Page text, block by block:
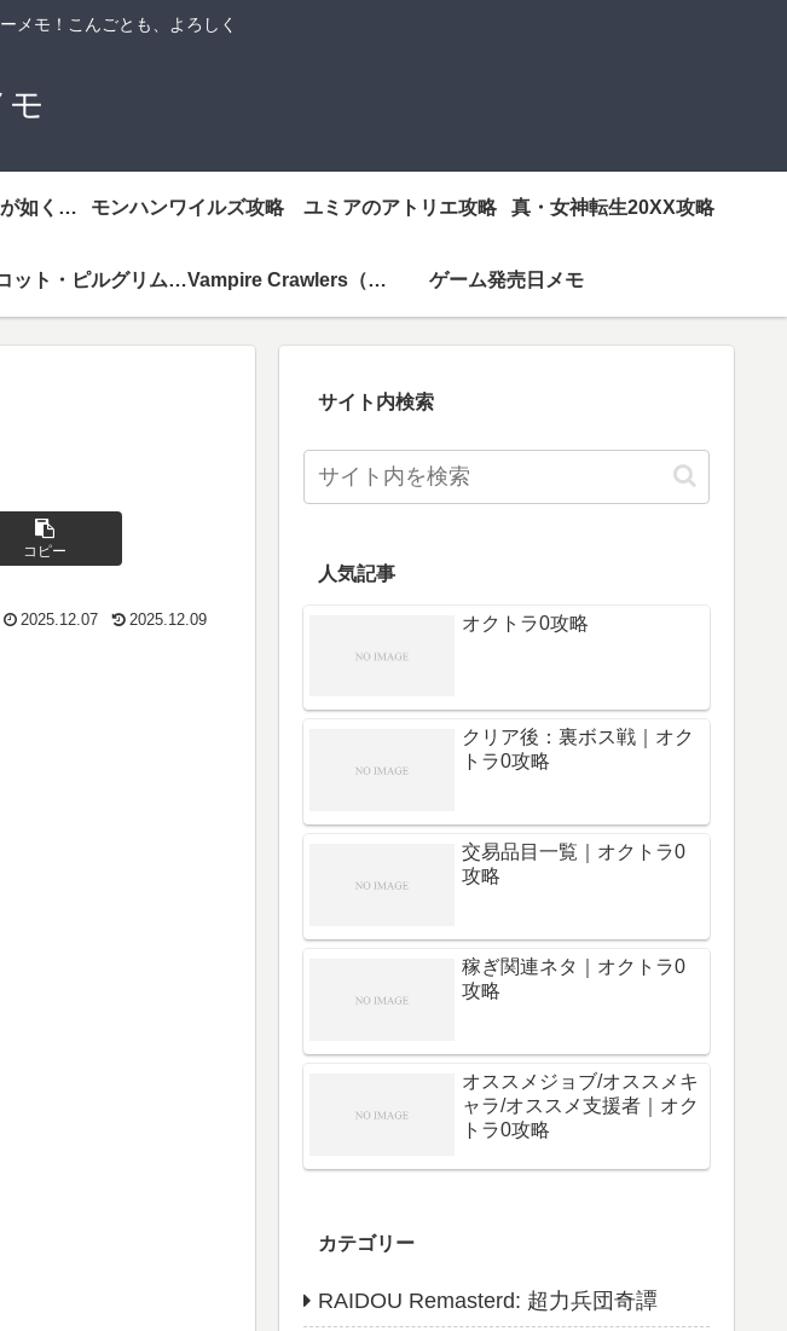
メモ！こんごとも、よろしく
モ
龍が如く極3/龍が如く3外伝DarkTies攻略 モンハンワイルズ攻略 ユミアのアトリエ攻略 真・女神転生20XX攻略
スコット・ピルグリムEX攻略 Vampire Crawlers（ヴァンクロ）攻略 ゲーム発売日メモ
コピー
2025.12.07 2025.12.09
サイト内検索
人気記事
オクトラ0攻略
クリア後：裏ボス戦｜オク
トラ0攻略
交易品目一覧｜オクトラ0
攻略
稼ぎ関連ネタ｜オクトラ0
攻略
オススメジョブ/オススメキ
ャラ/オススメ支援者｜オク
トラ0攻略
カテゴリー
RAIDOU Remasterd: 超力兵団奇譚